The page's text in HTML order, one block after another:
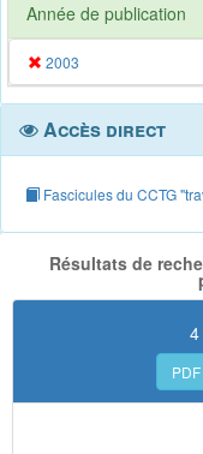
Année de publication
2003
Accès direct
Fascicules du CCTG
Résultats de
PDF